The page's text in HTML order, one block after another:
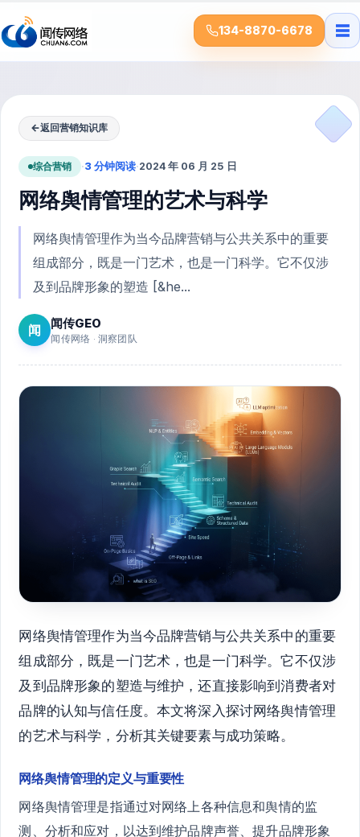
134-8870-6678 ☰
←返回营销知识库
综合营销 ·3 分钟阅读·2024 年 06 月 25 日
网络舆情管理的艺术与科学
网络舆情管理作为当今品牌营销与公共关系中的重要
组成部分，既是一门艺术，也是一门科学。它不仅涉
及到品牌形象的塑造 [&he...
闻 闻传GEO
闻传网络 · 洞察团队
网络舆情管理作为当今品牌营销与公共关系中的重要
组成部分，既是一门艺术，也是一门科学。它不仅涉
及到品牌形象的塑造与维护，还直接影响到消费者对
品牌的认知与信任度。本文将深入探讨网络舆情管理
的艺术与科学，分析其关键要素与成功策略。
网络舆情管理的定义与重要性
网络舆情管理是指通过对网络上各种信息和舆情的监
测、分析和应对，以达到维护品牌声誉、提升品牌形象